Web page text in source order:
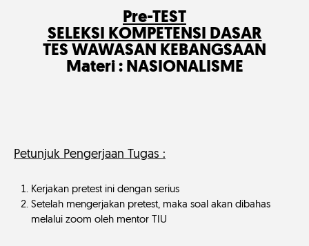
Pre-TEST
SELEKSI KOMPETENSI DASAR
TES WAWASAN KEBANGSAAN
Materi : NASIONALISME
Petunjuk Pengerjaan Tugas :
Kerjakan pretest ini dengan serius
Setelah mengerjakan pretest, maka soal akan dibahas
melalui zoom oleh mentor TIU